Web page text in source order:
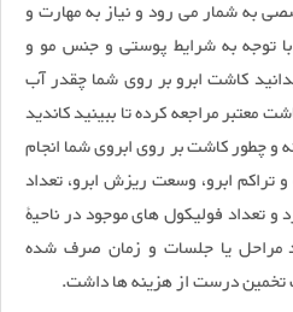
به شمار می رود و نیاز به مهارت و
به شرایط پوستی و جنس مو و
کاشت ابرو بر روی شما چقدر آب
معتبر مراجعه کرده تا ببینید کاندید
چطور کاشت بر روی ابروی شما انجام
تراکم ابرو، وسعت ریزش ابرو، تعداد
و تعداد فولیکول های موجود در ناحیۀ
مراحل یا جلسات و زمان صرف شده
درست از هزینه ها داشت.